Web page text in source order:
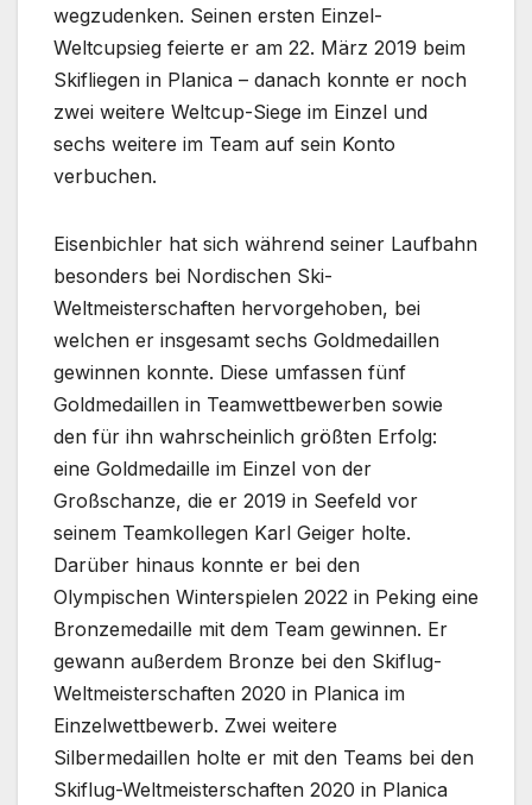
wegzudenken. Seinen ersten Einzel-
Weltcupsieg feierte er am 22. März 2019 beim
Skifliegen in Planica – danach konnte er noch
zwei weitere Weltcup-Siege im Einzel und
sechs weitere im Team auf sein Konto
verbuchen.
Eisenbichler hat sich während seiner Laufbahn
besonders bei Nordischen Ski-
Weltmeisterschaften hervorgehoben, bei
welchen er insgesamt sechs Goldmedaillen
gewinnen konnte. Diese umfassen fünf
Goldmedaillen in Teamwettbewerben sowie
den für ihn wahrscheinlich größten Erfolg:
eine Goldmedaille im Einzel von der
Großschanze, die er 2019 in Seefeld vor
seinem Teamkollegen Karl Geiger holte.
Darüber hinaus konnte er bei den
Olympischen Winterspielen 2022 in Peking eine
Bronzemedaille mit dem Team gewinnen. Er
gewann außerdem Bronze bei den Skiflug-
Weltmeisterschaften 2020 in Planica im
Einzelwettbewerb. Zwei weitere
Silbermedaillen holte er mit den Teams bei den
Skiflug-Weltmeisterschaften 2020 in Planica